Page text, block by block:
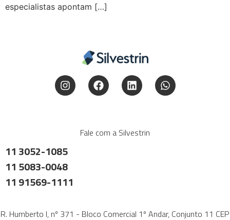
especialistas apontam […]
Fale com a Silvestrin
11 3052-1085
11 5083-0048
11 91569-1111
R. Humberto I, nº 371 - Bloco Comercial 1º Andar, Conjunto 11 CEP